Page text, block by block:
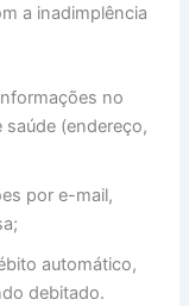
a inadimplência
no
(endereço,
por e-mail,
automático,
debitado.